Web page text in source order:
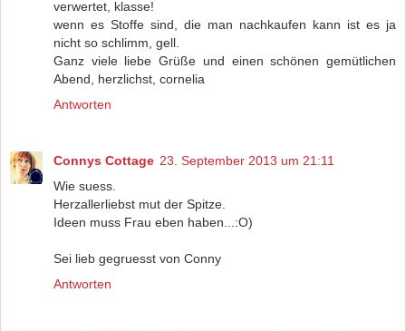
verwertet, klasse!
wenn es Stoffe sind, die man nachkaufen kann ist es ja
nicht so schlimm, gell.
Ganz viele liebe Grüße und einen schönen gemütlichen
Abend, herzlichst, cornelia
Antworten
Connys Cottage 23. September 2013 um 21:11
Wie suess.
Herzallerliebst mut der Spitze.
Ideen muss Frau eben haben...:O)
Sei lieb gegruesst von Conny
Antworten